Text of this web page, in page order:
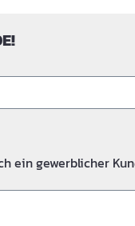
ein gewerblicher